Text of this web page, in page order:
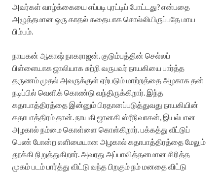
அவர்கள் வாழ்க்கையை எப்படி புரட்டிப் போட்டது? என்பதை
அழுத்தமான ஒரு காதல் கதையாக சொல்லியிருப்பதே மாய
பிம்பம்.
நாயகன் ஆகாஷ் நாகராஜன். குடும்பத்தின் செல்லப்
பிள்ளையாக ஜாலியாக சுற்றி வருபவர் நாயகியை பார்த்த
தருணம் முதல் அவருக்குள் ஏற்படும் மாற்றத்தை அழகாக தன்
நடிப்பில் வெளிக் கொண்டு வந்திருக்கிறார். இந்த
கதாபாத்திரத்தை இன்னும் பிரதானப்படுத்துவது நாயகியின்
கதாபாத்திரம் தான். நாயகி ஜானகி ஸ்ரீநிவாசன், இயல்பான
அழகால் நம்மை கொள்ளை கொள்கிறார். பக்கத்து வீட்டுப்
பெண் போன்ற எளிமையான அழகால் கதாபாத்திரத்தை மேலும்
தூக்கி நிறுத்துகிறார். அவரது அப்பாவித்தனமான சிரித்த
முகம் படம் பார்த்து விட்டு வந்த பிறகும் நம் மனதை விட்டு